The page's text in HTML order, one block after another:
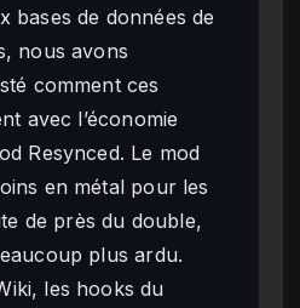
bases de données de
nous avons
comment ces
avec l’économie
Resynced. Le mod
en métal pour les
de près du double,
plus ardu.
les hooks du